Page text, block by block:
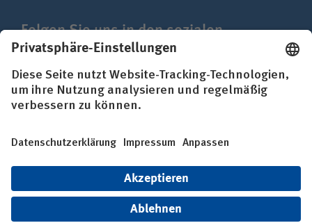
Folgen Sie uns in den sozialen
Netzwerken
Impressum
Datenschutz
Erklärung zur Barrierefreiheit
© BG Kliniken – Klinikverbund der gesetzlichen